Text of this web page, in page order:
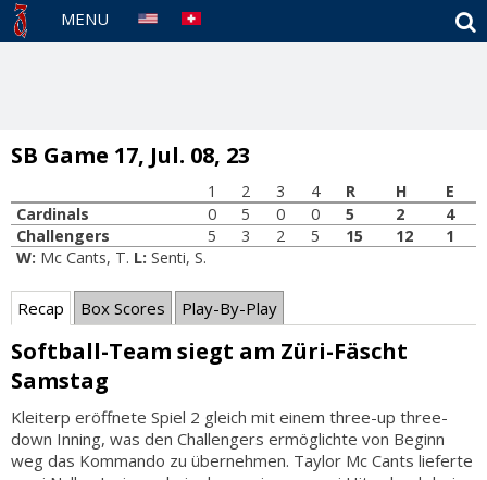
MENU
SB Game 17, Jul. 08, 23
1 2 3 4 R H
E
Cardinals
0 5 0 0 5 2
4
Challengers
5 3 2 5 15 12
1
W: Mc Cants, T. L: Senti, S.
Recap Box Scores Play-By-Play
Softball-Team siegt am Züri-Fäscht
Samstag
Kleiterp eröffnete Spiel 2 gleich mit einem three-up three-
down Inning, was den Challengers ermöglichte von Beginn
weg das Kommando zu übernehmen. Taylor Mc Cants lieferte